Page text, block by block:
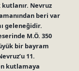
Nevruz
beri var
geleneğidir.
M.Ö. 350
bir bayram
11.
kutlamaya